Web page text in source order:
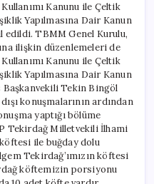
Kanunu ile Çeltik
Yapılmasına Dair Kanun
edildi. TBMM Genel Kurulu,
ilişkin düzenlemeleri de
Kanunu ile Çeltik
Yapılmasına Dair Kanun
Tekin Bingöl
konuşmalarının ardından
yaptığı bölüme
Tekirdağ Milletvekili İlhami
ile buğday dolu
Tekirdağ’ımızın köftesi
köftemizin porsiyonu